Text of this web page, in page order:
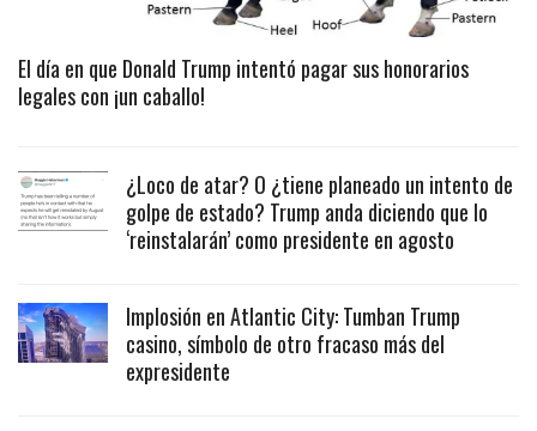
El día en que Donald Trump intentó pagar sus honorarios
legales con ¡un caballo!
¿Loco de atar? O ¿tiene planeado un intento de
golpe de estado? Trump anda diciendo que lo
‘reinstalarán’ como presidente en agosto
Implosión en Atlantic City: Tumban Trump
casino, símbolo de otro fracaso más del
expresidente